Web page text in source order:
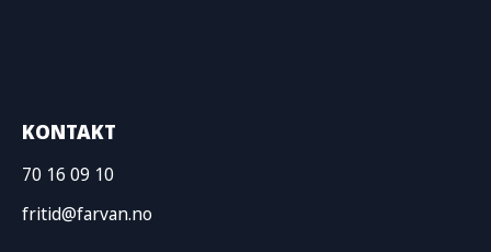
KONTAKT
70 16 09 10
fritid@farvan.no